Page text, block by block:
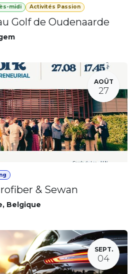
midi Activités Passion
Golf de Oudenaarde
AOÛT
27
& Sewan
, Belgique
SEPT.
04